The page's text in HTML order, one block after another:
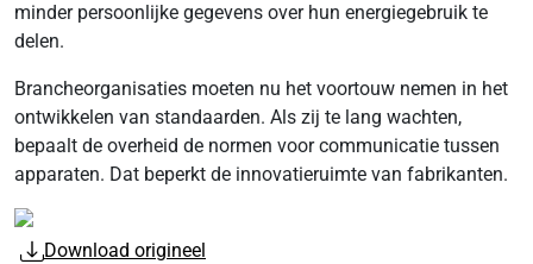
minder persoonlijke gegevens over hun energiegebruik te
delen.
Brancheorganisaties moeten nu het voortouw nemen in het
ontwikkelen van standaarden. Als zij te lang wachten,
bepaalt de overheid de normen voor communicatie tussen
apparaten. Dat beperkt de innovatieruimte van fabrikanten.
Download origineel